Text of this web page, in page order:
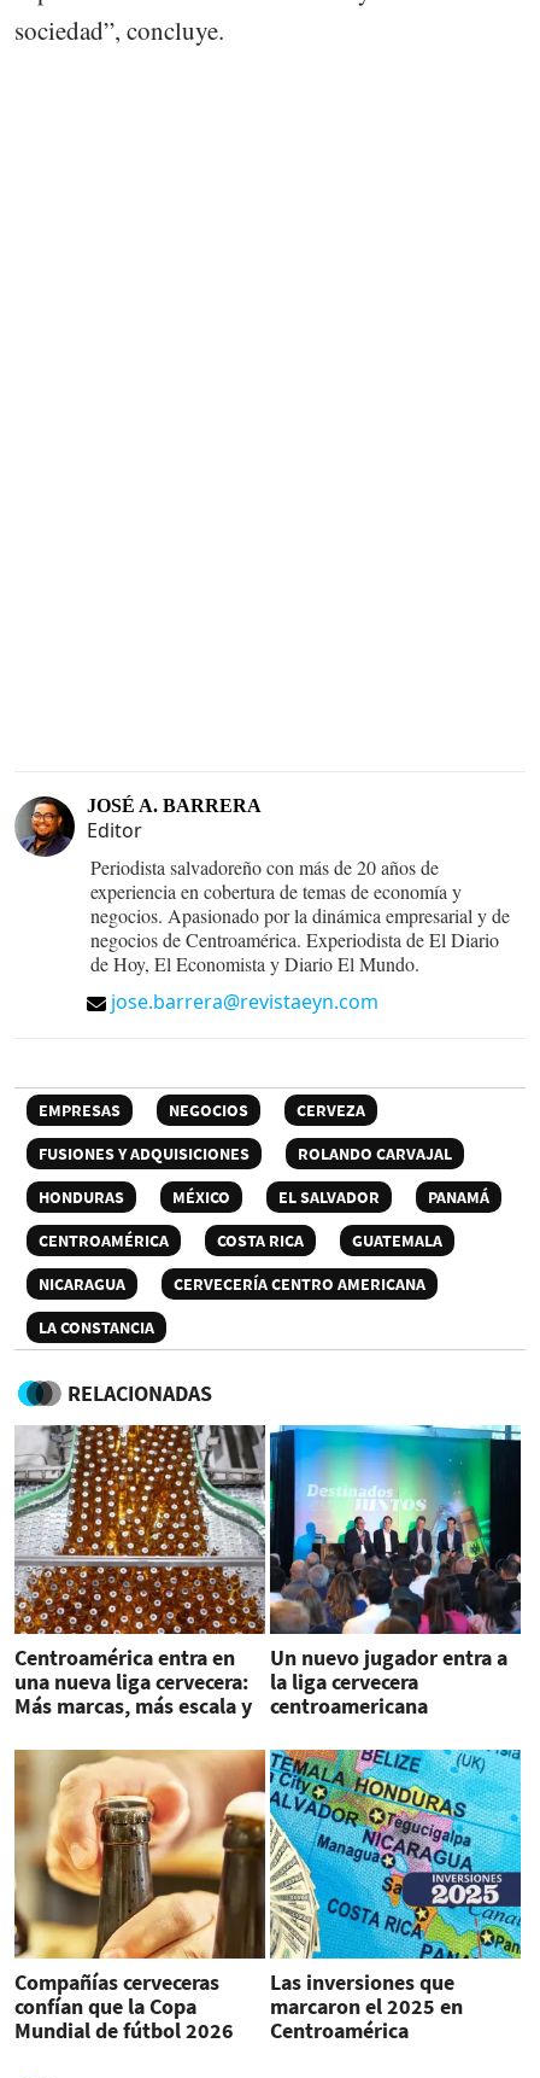
sociedad”, concluye.
JOSÉ A. BARRERA
Editor
Periodista salvadoreño con más de 20 años de
experiencia en cobertura de temas de economía y
negocios. Apasionado por la dinámica empresarial y de
negocios de Centroamérica. Experiodista de El Diario
de Hoy, El Economista y Diario El Mundo.
jose.barrera@revistaeyn.com
EMPRESAS NEGOCIOS
CERVEZA
FUSIONES Y ADQUISICIONES
ROLANDO CARVAJAL
HONDURAS
MÉXICO EL SALVADOR
PANAMÁ
CENTROAMÉRICA
COSTA RICA
GUATEMALA
NICARAGUA
CERVECERÍA CENTRO AMERICANA
LA CONSTANCIA
RELACIONADAS
Centroamérica entra en
una nueva liga cervecera:
Más marcas, más escala y
Un nuevo jugador entra a
la liga cervecera
centroamericana
Compañías cerveceras
confían que la Copa
Mundial de fútbol 2026
Las inversiones que
marcaron el 2025 en
Centroamérica